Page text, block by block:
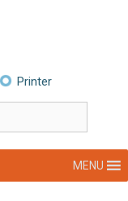
Printer
MENU